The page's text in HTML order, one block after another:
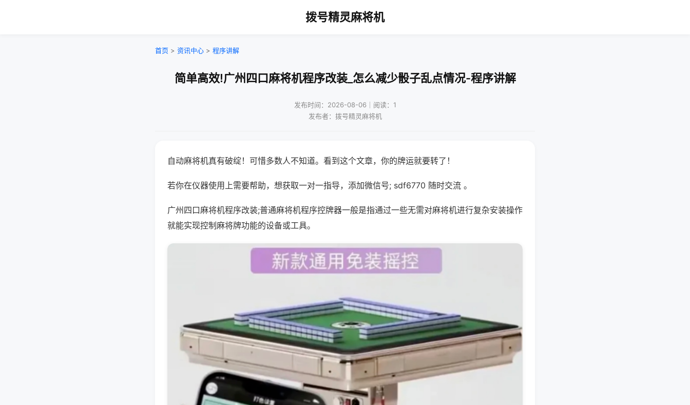
拨号精灵麻将机
首页 > 资讯中心 > 程序讲解
简单高效!广州四口麻将机程序改装_怎么减少骰子乱点情况-程序讲解
发布时间：2026-08-06｜阅读：1
发布者：拨号精灵麻将机
自动麻将机真有破绽！可惜多数人不知道。看到这个文章，你的牌运就要转了！
若你在仪器使用上需要帮助，想获取一对一指导，添加微信号; sdf6770 随时交流 。
广州四口麻将机程序改装;普通麻将机程序控牌器一般是指通过一些无需对麻将机进行复杂安装操作
就能实现控制麻将牌功能的设备或工具。